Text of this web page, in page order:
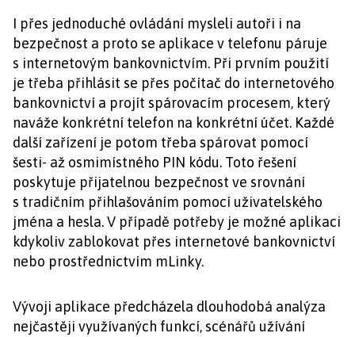
I přes jednoduché ovládání mysleli autoři i na
bezpečnost a proto se aplikace v telefonu páruje
s internetovým bankovnictvím. Při prvním použití
je třeba přihlásit se přes počítač do internetového
bankovnictví a projít spárovacím procesem, který
naváže konkrétní telefon na konkrétní účet. Každé
další zařízení je potom třeba spárovat pomocí
šesti- až osmimístného PIN kódu. Toto řešení
poskytuje přijatelnou bezpečnost ve srovnání
s tradičním přihlašováním pomocí uživatelského
jména a hesla. V případě potřeby je možné aplikaci
kdykoliv zablokovat přes internetové bankovnictví
nebo prostřednictvím mLinky.
Vývoji aplikace předcházela dlouhodobá analýza
nejčastěji využívaných funkcí, scénářů užívání